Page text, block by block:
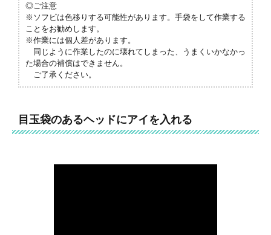
◎ご注意
※ソフビは色移りする可能性があります。手袋をして作業する
ことをお勧めします。
※作業には個人差があります。
同じように作業したのに壊れてしまった、うまくいかなかっ
た場合の補償はできません。
ご了承ください。
目玉袋のあるヘッドにアイを入れる